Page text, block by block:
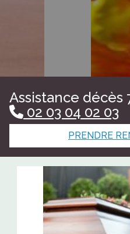
Assistance décès
02 03 04 02 03
PRENDRE